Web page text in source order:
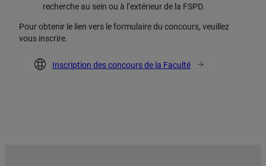
recherche au sein ou à l’extérieur de la FSPD.
Pour obtenir le lien vers le formulaire du concours, veuillez
vous inscrire.
Inscription des concours de la Faculté